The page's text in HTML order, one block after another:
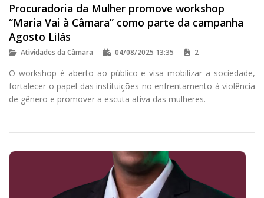
Procuradoria da Mulher promove workshop
“Maria Vai à Câmara” como parte da campanha
Agosto Lilás
Atividades da Câmara 04/08/2025 13:35 2
O workshop é aberto ao público e visa mobilizar a sociedade,
fortalecer o papel das instituições no enfrentamento à violência
de gênero e promover a escuta ativa das mulheres.